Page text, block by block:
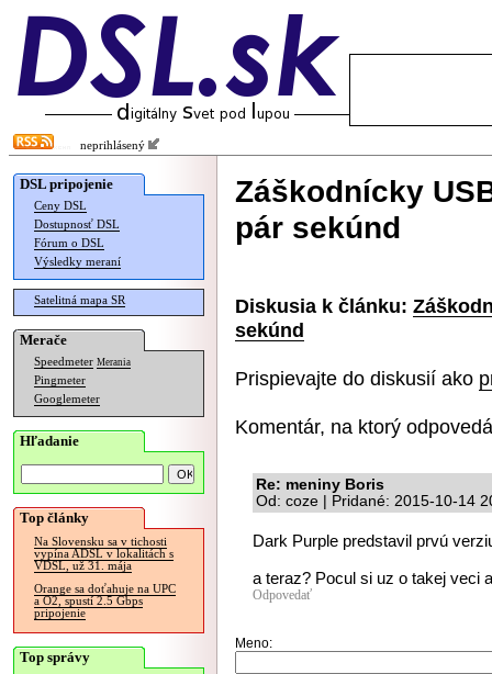
neprihlásený
DSL pripojenie
Ceny DSL
Dostupnosť DSL
Fórum o DSL
Výsledky meraní
Satelitná mapa SR
Merače
Speedmeter Merania
Pingmeter
Googlemeter
Hľadanie
Top články
Na Slovensku sa v tichosti
vypína ADSL v lokalitách s
VDSL, už 31. mája
Orange sa doťahuje na UPC
a O2, spustí 2.5 Gbps
pripojenie
Top správy
Záškodnícky
pár sekúnd
Diskusia k článku:
sekúnd
Prispievajte do diskusií ako
Komentár, na ktorý
Re: meniny Boris
Od: coze | Pridané: 2015-10-14
Dark Purple predstavil prvú
a teraz? Pocul si uz o takej veci
Odpovedať
Meno: